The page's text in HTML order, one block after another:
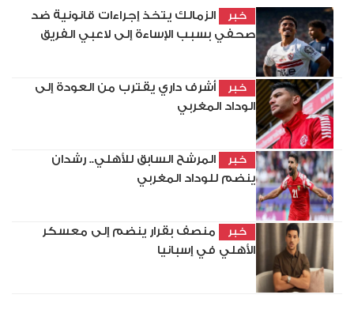
خبر
الزمالك يتخذ إجراءات قانونية ضد
صحفي بسبب الإساءة إلى لاعبي الفريق
خبر
أشرف داري يقترب من العودة إلى
الوداد المغربي
خبر
المرشح السابق للأهلي.. رشدان
ينضم للوداد المغربي
خبر
منصف بقرار ينضم إلى معسكر
الأهلي في إسبانيا